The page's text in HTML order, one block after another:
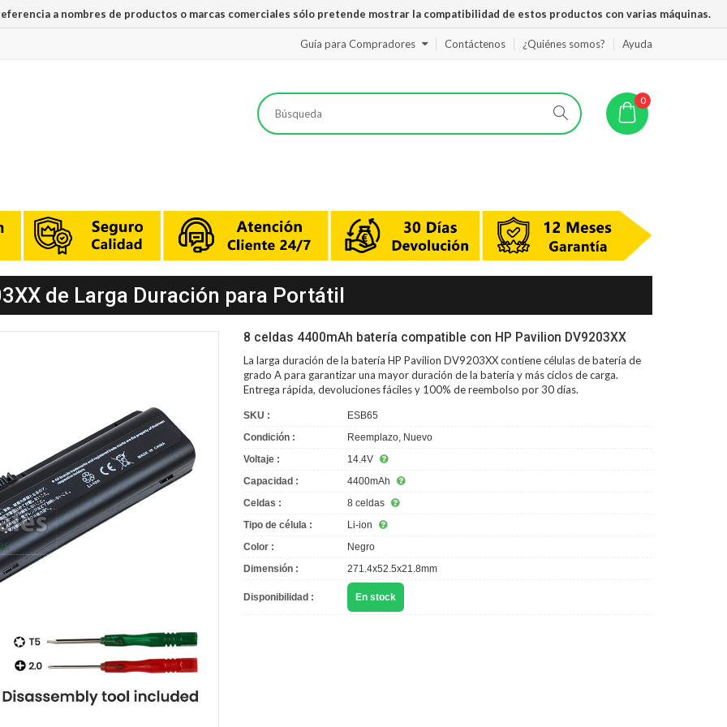
a nombres de productos o marcas comerciales sólo pretende mostrar la compatibilidad de estos productos con varias máquinas.
Guía para Compradores Contáctenos ¿Quiénes somos? Ayuda
0
de Larga Duración para Portátil
8 celdas 4400mAh batería compatible con HP Pavilion DV9203XX
La larga duración de labatería HP Pavilion DV9203XXcontiene células de batería de
grado A para garantizar una mayor duración de la batería y más ciclos de carga.
Entrega rápida, devoluciones fáciles y 100% de reembolso por 30 días.
SKU :
ESB65
Condición :
Reemplazo, Nuevo
Voltaje :
14.4V
Capacidad :
4400mAh
Celdas :
8 celdas
Tipo de célula :
Li-ion
Color :
Negro
Dimensión :
271.4x52.5x21.8mm
Disponibilidad : En stock